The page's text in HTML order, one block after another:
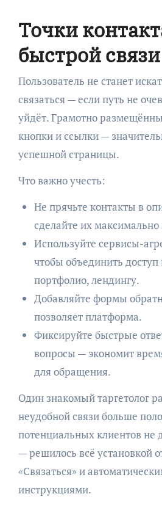
Точки
быстрой связи
Пользователь не станет
связаться — если путь не
уйдёт. Грамотно
кнопки и ссылки —
успешной страницы.
Что важно учесть:
Не прячьте контакты в
сделайте их
Используйте сервисы-
чтобы объединить
портфолио, лендингу.
Добавляйте формы
позволяет платформа.
Фиксируйте быстрые
вопросы — экономит
для обращения.
Один знакомый таргетолог
неудобной связи больше
потенциальных клиентов не
— решилось всё установкой
«Связаться» и
инструкциями.